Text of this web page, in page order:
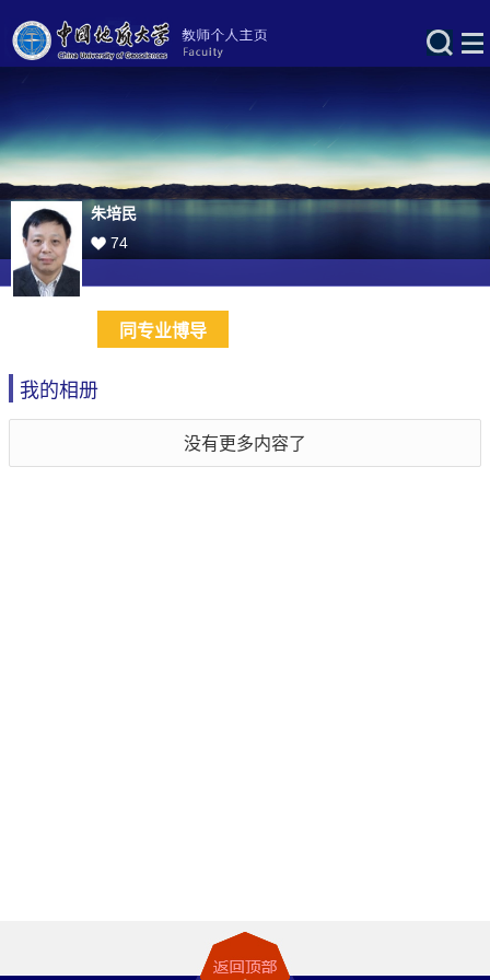
朱培民
74
同专业博导
我的相册
没有更多内容了